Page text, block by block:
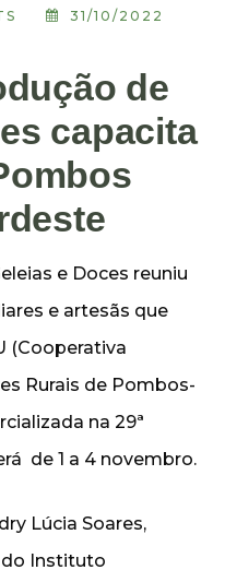
31/10/2022
de
capacita
e Doces reuniu
e artesãs que
(Cooperativa
Rurais de Pombos-
na 29ª
de 1 a 4 novembro.
Lúcia Soares,
Instituto